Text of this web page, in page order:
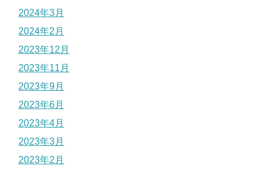
2024年3月
2024年2月
2023年12月
2023年11月
2023年9月
2023年6月
2023年4月
2023年3月
2023年2月